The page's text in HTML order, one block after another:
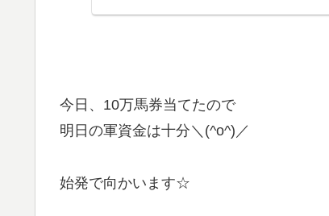
今日、10万馬券当てたので
明日の軍資金は十分＼(^o^)／
始発で向かいます☆